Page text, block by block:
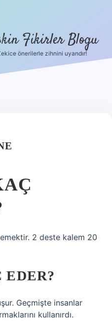
Fikirler Blogu
önerilerle zihnini uyandır!
2 deste kalem 20
EDER?
Geçmişte insanlar
kullanırdı.